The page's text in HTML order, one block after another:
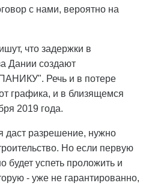
с нами, вероятно на
что задержки в
Дании создают
Речь и в потере
графика, и в близящемся
2019 года.
даст разрешение, нужно
Но если первую
будет успеть проложить и
- уже не гарантированно,